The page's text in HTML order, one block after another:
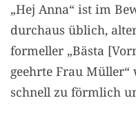
„Hej Anna“ ist im
durchaus üblich,
formeller „Bästa
geehrte Frau
schnell zu förmlich